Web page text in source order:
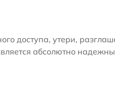
доступа, утери,
абсолютно